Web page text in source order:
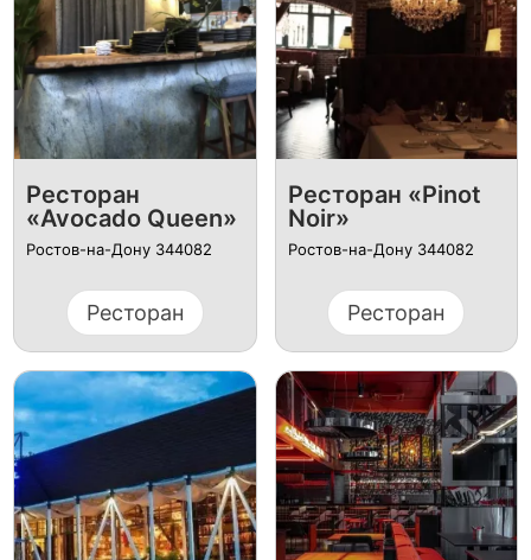
Ресторан
«Avocado Queen»
Ростов-на-Дону 344082
Ресторан
Ресторан «Pinot
Noir»
Ростов-на-Дону 344082
Ресторан